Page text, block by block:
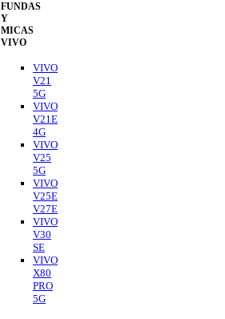
FUNDAS
Y
MICAS
VIVO
VIVO
V21
5G
VIVO
V21E
4G
VIVO
V25
5G
VIVO
V25E
V27E
VIVO
V30
SE
VIVO
X80
PRO
5G